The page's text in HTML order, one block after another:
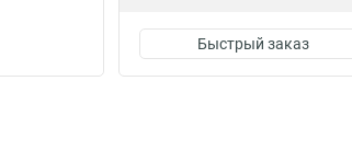
Быстрый заказ